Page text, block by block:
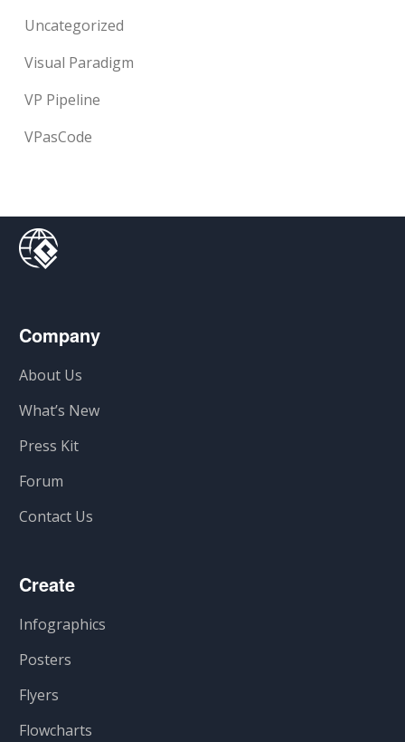
Uncategorized
Visual Paradigm
VP Pipeline
VPasCode
Company
About Us
What’s New
Press Kit
Forum
Contact Us
Create
Infographics
Posters
Flyers
Flowcharts